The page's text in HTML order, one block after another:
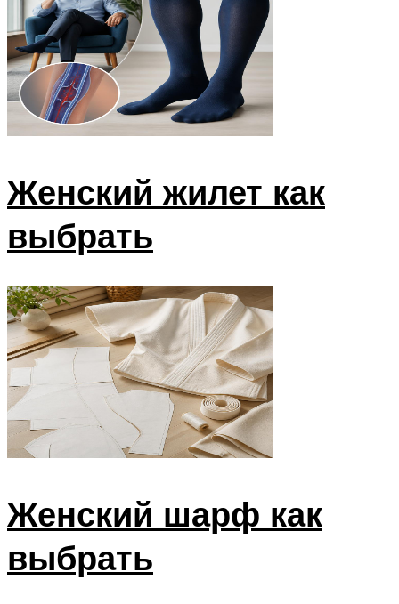
Женский жилет как
выбрать
Женский шарф как
выбрать